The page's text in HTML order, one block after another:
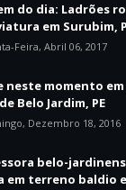
do dia: Ladrões
em Surubim,
Feira, Abril 06, 2017
neste momento
Belo Jardim, PE
Dezembro 18, 2016
belo-
em terreno baldio